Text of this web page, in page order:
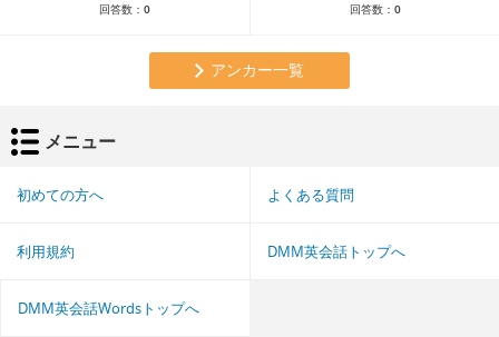
回答数： 0 回答数： 0
アンカー一覧
メニュー
初めての方へ よくある質問
利用規約 DMM英会話トップへ
DMM英会話Wordsトップへ